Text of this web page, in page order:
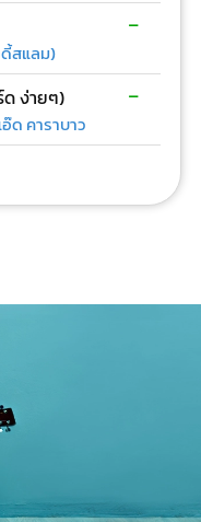
สแลม)
-
ด ง่ายๆ)
ด คาราบาว
-